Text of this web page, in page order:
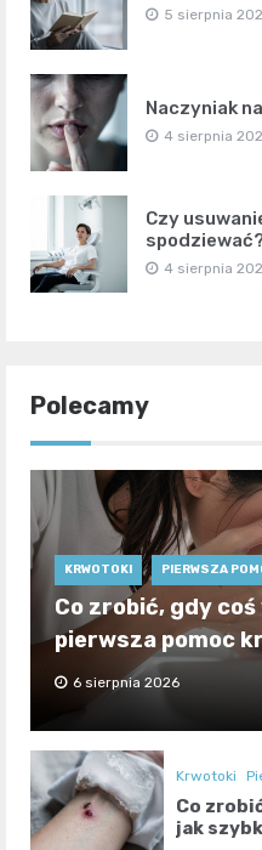
5 sierpnia
Naczyniak
4 sierpnia
Czy
spodziewać?
4 sierpnia
Polecamy
KRWOTOKI PIERWSZA
Co zrobić, gdy coś
pierwsza pomoc
6 sierpnia 2026
Krwotoki
Co
jak